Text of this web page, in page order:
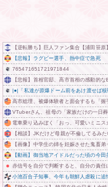
【逆転勝ち】巨人ファン集合【浦田笹原】
【悲報】ラグビー選手、熱中症で急死
765471651721971844
【悲報】首相官邸、高市首相の感動的
|●|「私達が原爆ドーム前をあけ渡せば
高市総理、被爆体験者と面会するも「
VTuberさん、祖母の「家族だけの一日
電車乗り込みぼく「おっ、可愛いミニ
【相談】JKだけど母親が不倫してるみ
【画像】中学生の姉を妊娠させた鬼畜弟
【動画】御当地アイドルだった頃の今
赤信号を自分で判断すると、自分の責
小池百合子知事、今年も朝鮮人虐殺に